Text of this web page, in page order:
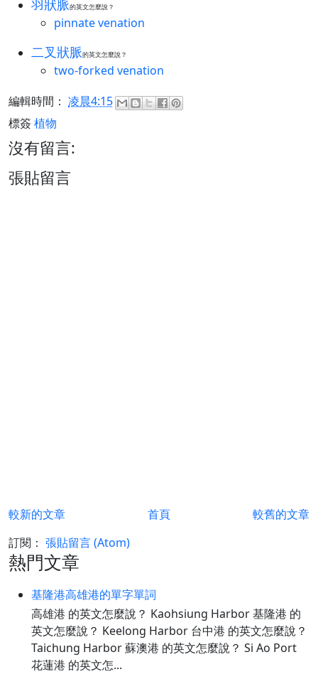
羽狀脈的英文怎麼說？
pinnate venation
二叉狀脈的英文怎麼說？
two-forked venation
編輯時間： 凌晨4:15
標簽 植物
沒有留言:
張貼留言
較新的文章 較舊的文章
首頁
訂閱： 張貼留言 (Atom)
熱門文章
基隆港高雄港的單字單詞
高雄港 的英文怎麼說？ Kaohsiung Harbor 基隆港 的
英文怎麼說？ Keelong Harbor 台中港 的英文怎麼說？
Taichung Harbor 蘇澳港 的英文怎麼說？ Si Ao Port
花蓮港 的英文怎...